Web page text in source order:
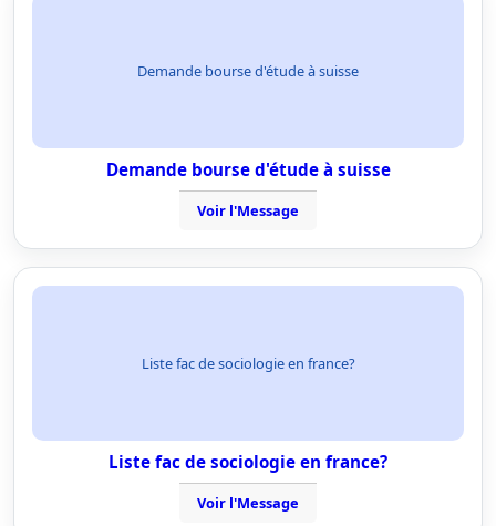
Demande bourse d'étude à suisse
Demande bourse d'étude à suisse
Voir l'Message
Liste fac de sociologie en france?
Liste fac de sociologie en france?
Voir l'Message